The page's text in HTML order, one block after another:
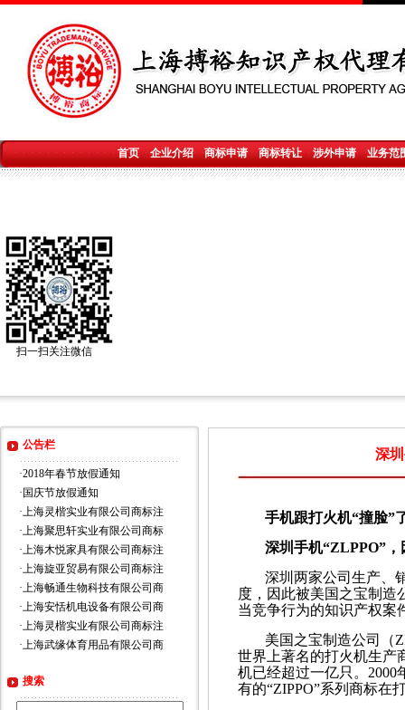
首页 企业介绍 商标申请 商标转让 涉外申请 业务范
公告栏
·2018年春节放假通知
· 国庆节放假通知
·上海灵楷实业有限公司商标注
·上海聚思轩实业有限公司商标
·上海木悦家具有限公司商标注
·上海旋亚贸易有限公司商标注
·上海畅通生物科技有限公司商
·上海安恬机电设备有限公司商
·上海灵楷实业有限公司商标注
·上海武缘体育用品有限公司商
搜索
深
手机跟打火机“撞脸”
深圳手机“ZLPPO”
深圳两家公司生产、
度，因此被美国之宝制造
当竞争行为的知识产权案
美国之宝制造公司（
世界上著名的打火机生产
机已经超过一亿只。2000
有的“ZIPPO”系列商标在
扫一扫关注微信